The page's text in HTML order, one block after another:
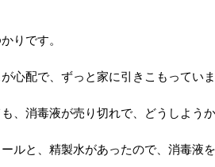
りです。
心配で、ずっと家に引きこもってい
、消毒液が売り切れで、どうしよう
ルと、精製水があったので、消毒液